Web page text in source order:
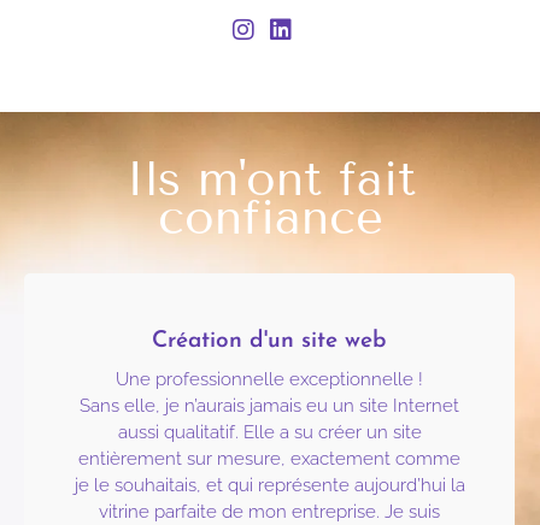
Ils m'ont fait
confiance
Création d'un site web
Une professionnelle exceptionnelle !
Sans elle, je n’aurais jamais eu un site Internet
aussi qualitatif. Elle a su créer un site
entièrement sur mesure, exactement comme
je le souhaitais, et qui représente aujourd’hui la
vitrine parfaite de mon entreprise. Je suis